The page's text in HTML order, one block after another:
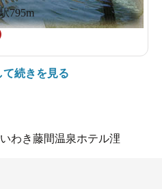
795m
て続きを見る
いわき藤間温泉ホテル浬